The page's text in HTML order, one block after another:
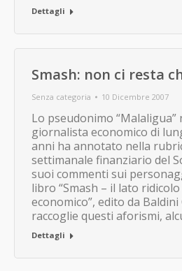
Dettagli
Smash: non ci resta
Senza categoria 10 Dicembre 2007
Lo pseudonimo “Malaligua”
giornalista economico di
anni ha annotato nella
settimanale finanziario del
suoi commenti sui
libro “Smash – il lato
economico”, edito da
raccoglie questi aforismi,
Dettagli